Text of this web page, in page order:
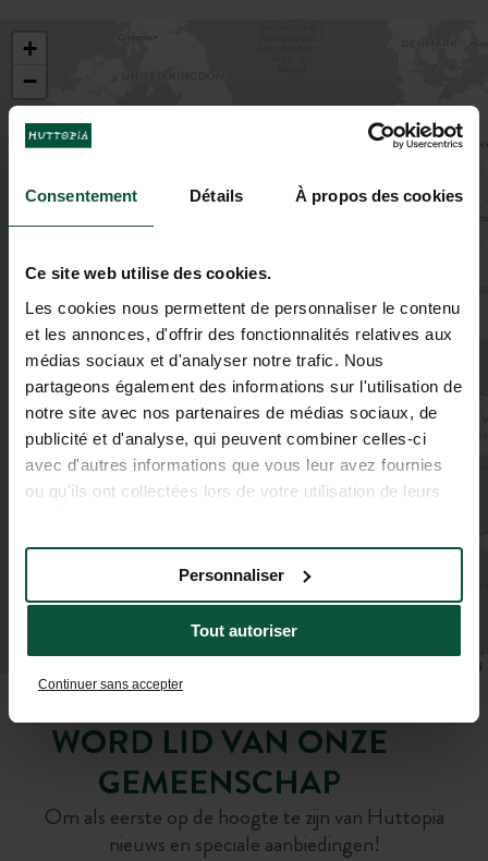
Consentement Détails À propos des cookies
Ce site web utilise des cookies.
Les cookies nous permettent de personnaliser le contenu
et les annonces, d'offrir des fonctionnalités relatives aux
médias sociaux et d'analyser notre trafic. Nous
partageons également des informations sur l'utilisation de
notre site avec nos partenaires de médias sociaux, de
publicité et d'analyse, qui peuvent combiner celles-ci
avec d'autres informations que vous leur avez fournies
ou qu'ils ont collectées lors de votre utilisation de leurs
Tout autoriser
Personnaliser
Continuer sans accepter
+
−
contributors
WORD LID VAN ONZE
GEMEENSCHAP
Om als eerste op de hoogte te zijn van Huttopia
nieuws en speciale aanbiedingen!